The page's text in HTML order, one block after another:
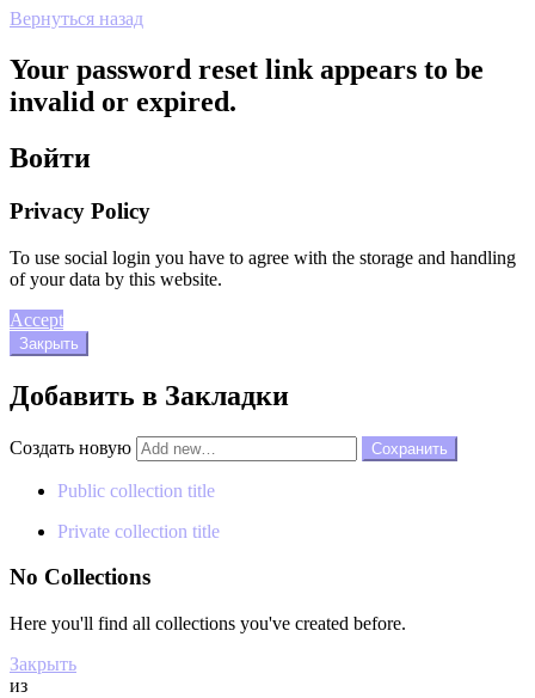
Вернуться назад
Your password reset link appears to be
invalid or expired.
Войти
Privacy Policy
To use social login you have to agree with the storage and handling
of your data by this website.
Accept
Закрыть
Добавить в Закладки
Создать новую
Public collection title
Private collection title
No Collections
Here you'll find all collections you've created before.
Закрыть
из